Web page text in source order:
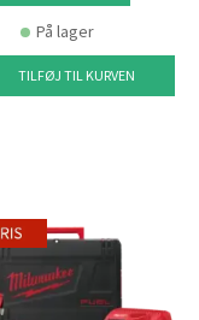
På lager
TILFØJ TIL KURVEN